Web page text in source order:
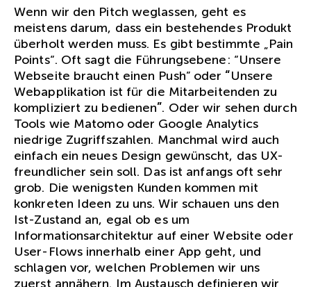
Wenn wir den Pitch weglassen, geht es
meistens darum, dass ein bestehendes Produkt
überholt werden muss. Es gibt bestimmte „Pain
Points“. Oft sagt die Führungsebene: “Unsere
Webseite braucht einen Push” oder“Unsere
Webapplikation ist für die Mitarbeitenden zu
kompliziert zu bedienen”. Oder wir sehen durch
Tools wie Matomo oder Google Analytics
niedrige Zugriffszahlen. Manchmal wird auch
einfach ein neues Design gewünscht, das UX-
freundlicher sein soll. Das ist anfangs oft sehr
grob. Die wenigsten Kunden kommen mit
konkreten Ideen zu uns. Wir schauen uns den
Ist-Zustand an, egal ob es um
Informationsarchitektur auf einer Website oder
User-Flows innerhalb einer App geht, und
schlagen vor, welchen Problemen wir uns
zuerst annähern. Im Austausch definieren wir